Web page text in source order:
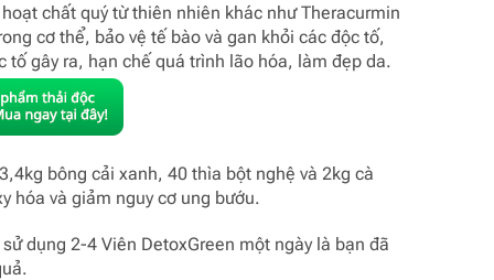
chất quý từ thiên nhiên khác như Theracurmin
cơ thể, bảo vệ tế bào và gan khỏi các độc tố,
gây ra, hạn chế quá trình lão hóa, làm đẹp da.
bông cải xanh, 40 thìa bột nghệ và 2kg cà
hóa và giảm nguy cơ ung bướu.
dụng 2-4 Viên DetoxGreen một ngày là bạn đã